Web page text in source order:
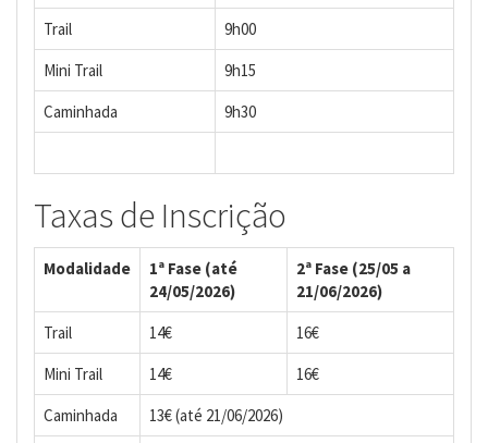
Trail
9h00
Mini Trail
9h15
Caminhada
9h30
Taxas de Inscrição
Modalidade
1ª Fase (até
24/05/2026)
2ª Fase (25/05 a
21/06/2026)
Trail
14€
16€
Mini Trail
14€
16€
Caminhada
13€ (até 21/06/2026)